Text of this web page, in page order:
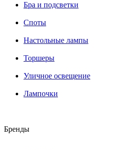
Бра и подсветки
Споты
Настольные лампы
Торшеры
Уличное освещение
Лампочки
Бренды